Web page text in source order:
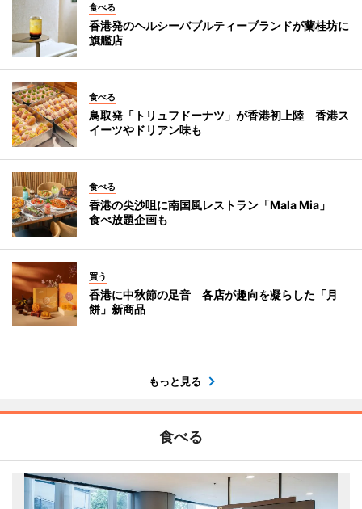
食べる
香港発のヘルシーバブルティーブランドが蘭桂坊に
旗艦店
食べる
鳥取発「トリュフドーナツ」が香港初上陸 香港ス
イーツやドリアン味も
食べる
香港の尖沙咀に南国風レストラン「Mala Mia」
食べ放題企画も
買う
香港に中秋節の足音 各店が趣向を凝らした「月
餅」新商品
もっと見る
食べる